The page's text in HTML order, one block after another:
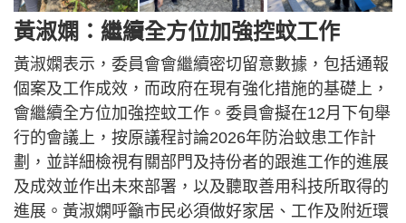
黃淑嫻：繼續全方位加強控蚊工作
黃淑嫻表示，委員會會繼續密切留意數據，包括通報
個案及工作成效，而政府在現有強化措施的基礎上，
會繼續全方位加強控蚊工作。委員會擬在12月下旬舉
行的會議上，按原議程討論2026年防治蚊患工作計
劃，並詳細檢視有關部門及持份者的跟進工作的進展
及成效並作出未來部署，以及聽取善用科技所取得的
進展。黃淑嫻呼籲市民必須做好家居、工作及附近環